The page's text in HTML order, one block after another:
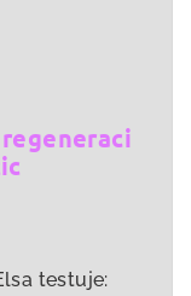
regeneraci
testuje: